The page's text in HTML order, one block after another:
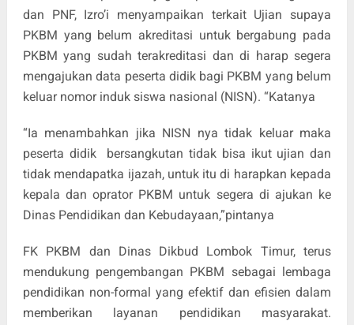
dan PNF, Izro’i menyampaikan terkait Ujian supaya
PKBM yang belum akreditasi untuk bergabung pada
PKBM yang sudah terakreditasi dan di harap segera
mengajukan data peserta didik bagi PKBM yang belum
keluar nomor induk siswa nasional (NISN). “Katanya
“Ia menambahkan jika NISN nya tidak keluar maka
peserta didik bersangkutan tidak bisa ikut ujian dan
tidak mendapatka ijazah, untuk itu di harapkan kepada
kepala dan oprator PKBM untuk segera di ajukan ke
Dinas Pendidikan dan Kebudayaan,”pintanya
FK PKBM dan Dinas Dikbud Lombok Timur, terus
mendukung pengembangan PKBM sebagai lembaga
pendidikan non-formal yang efektif dan efisien dalam
memberikan layanan pendidikan masyarakat.